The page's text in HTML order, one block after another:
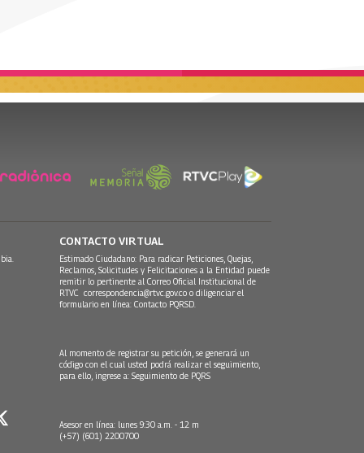
CONTACTO VIRTUAL
Estimado Ciudadano: Para radicar Peticiones, Quejas,
Reclamos, Solicitudes y Felicitaciones a la Entidad puede
remitir lo pertinente al Correo Oficial Institucional de
RTVC correspondencia@rtvc.gov.co o diligenciar el
formulario en línea: Contacto PQRSD.
Al momento de registrar su petición, se generará un
código con el cual usted podrá realizar el seguimiento,
para ello, ingrese a: Seguimiento de PQRS
Asesor en línea: lunes 9:30 a.m. - 12 m
(+57) (601) 2200700